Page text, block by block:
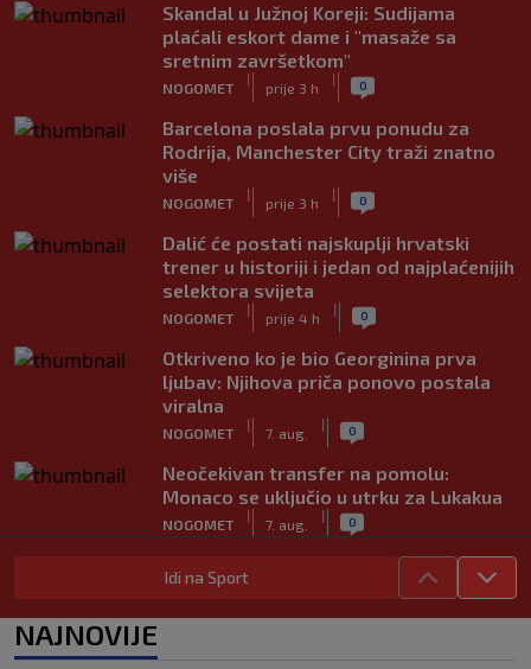
Skandal u Južnoj Koreji: Sudijama
plaćali eskort dame i "masaže sa
sretnim završetkom"
NOGOMET
|
prije 3 h
| 0
Barcelona poslala prvu ponudu za
Rodrija, Manchester City traži znatno
više
NOGOMET
|
prije 3 h
| 0
Dalić će postati najskuplji hrvatski
trener u historiji i jedan od najplaćenijih
selektora svijeta
NOGOMET
|
prije 4 h
| 0
Otkriveno ko je bio Georginina prva
ljubav: Njihova priča ponovo postala
viralna
NOGOMET
|
7. aug.
| 0
Neočekivan transfer na pomolu:
Monaco se uključio u utrku za Lukakua
NOGOMET
|
7. aug.
| 0
Počela nova sezona: Željezničar na
Grbavici savladao BSK
NOGOMET 7. aug.
Idi na Sport
NAJNOVIJE